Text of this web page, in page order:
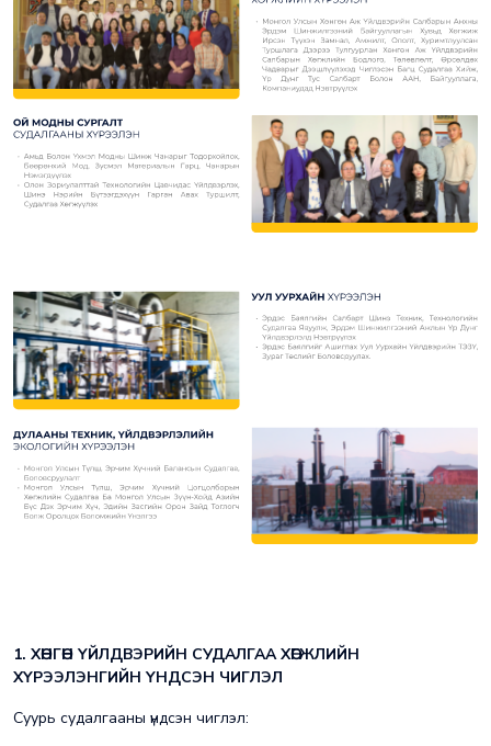
1. ХӨНГӨН ҮЙЛДВЭРИЙН СУДАЛГАА ХӨГЖЛИЙН
ХҮРЭЭЛЭНГИЙН ҮНДСЭН ЧИГЛЭЛ
Суурь судалгааны үндсэн чиглэл: